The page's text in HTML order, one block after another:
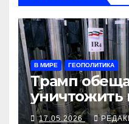
В МИРЕ ГЕОПОЛИТИКА
Трамп
уничтожить
раз
17.05.2026